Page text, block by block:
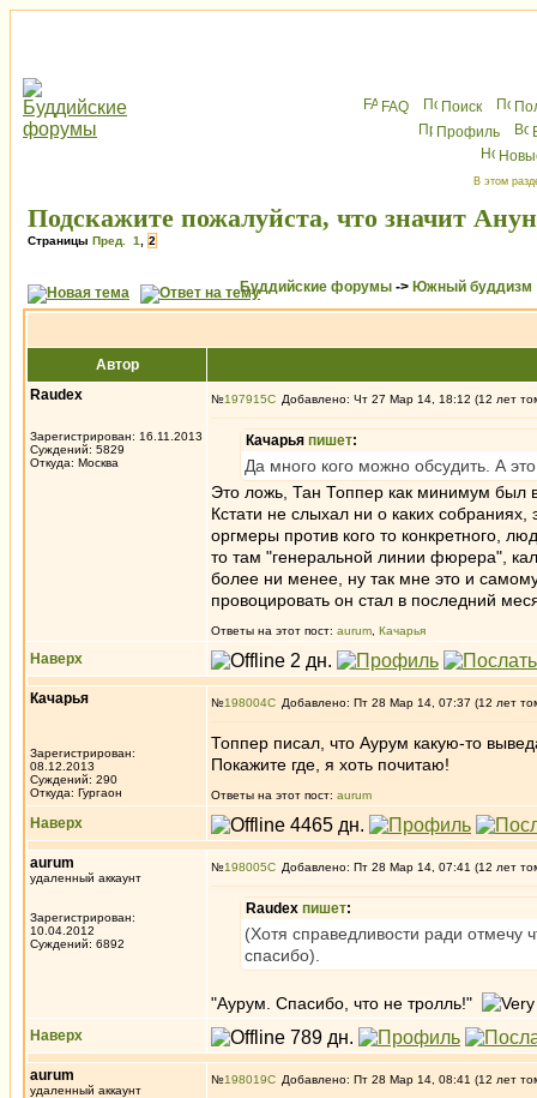
FAQ Поиск
Профиль
В этом
Подскажите пожалуйста, что значит
Страницы Пред. 1 2
Буддийские форумы -> Южный буддизм
Автор
Raudex
Зарегистрирован: 16.11.2013
Суждений: 5829
Откуда: Москва
№197915 Добавлено: Чт 27 Мар 14, 18:12 (12 лет
Качарья пишет:
Да много кого можно обсудить. А
Это ложь, Тан Топпер как минимум был
Кстати не слыхал ни о каких
оргмеры против кого то конкретного,
то там "генеральной линии фюрера",
более ни менее, ну так мне это и
провоцировать он стал в последний
Ответы на этот пост: aurum Качарья
Наверх
Качарья
Зарегистрирован:
08.12.2013
Суждений: 290
Откуда: Гургаон
№198004 Добавлено: Пт 28 Мар 14, 07:37 (12 лет
Топпер писал, что Аурум какую-то
Покажите где, я хоть почитаю!
Ответы на этот пост: aurum
Наверх
aurum
удаленный аккаунт
Зарегистрирован:
10.04.2012
Суждений: 6892
№198005 Добавлено: Пт 28 Мар 14, 07:41 (12 лет
Raudex пишет:
(Хотя справедливости ради отмечу
спасибо).
"Аурум. Спасибо, что не тролль!"
Наверх
aurum
удаленный аккаунт
№198019 Добавлено: Пт 28 Мар 14, 08:41 (12 лет